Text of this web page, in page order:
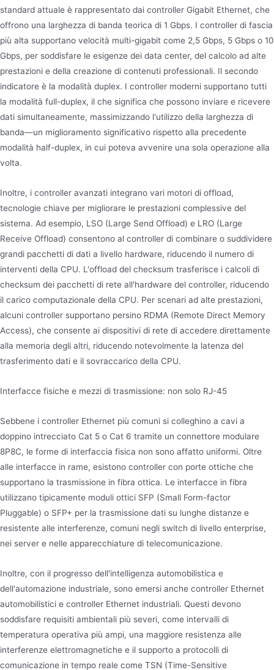
standard attuale è rappresentato dai controller Gigabit Ethernet, che
offrono una larghezza di banda teorica di 1 Gbps. I controller di fascia
più alta supportano velocità multi-gigabit come 2,5 Gbps, 5 Gbps o 10
Gbps, per soddisfare le esigenze dei data center, del calcolo ad alte
prestazioni e della creazione di contenuti professionali. Il secondo
indicatore è la modalità duplex. I controller moderni supportano tutti
la modalità full-duplex, il che significa che possono inviare e ricevere
dati simultaneamente, massimizzando l'utilizzo della larghezza di
banda—un miglioramento significativo rispetto alla precedente
modalità half-duplex, in cui poteva avvenire una sola operazione alla
volta.
Inoltre, i controller avanzati integrano vari motori di offload,
tecnologie chiave per migliorare le prestazioni complessive del
sistema. Ad esempio, LSO (Large Send Offload) e LRO (Large
Receive Offload) consentono al controller di combinare o suddividere
grandi pacchetti di dati a livello hardware, riducendo il numero di
interventi della CPU. L'offload del checksum trasferisce i calcoli di
checksum dei pacchetti di rete all'hardware del controller, riducendo
il carico computazionale della CPU. Per scenari ad alte prestazioni,
alcuni controller supportano persino RDMA (Remote Direct Memory
Access), che consente ai dispositivi di rete di accedere direttamente
alla memoria degli altri, riducendo notevolmente la latenza del
trasferimento dati e il sovraccarico della CPU.
Interfacce fisiche e mezzi di trasmissione: non solo RJ-45
Sebbene i controller Ethernet più comuni si colleghino a cavi a
doppino intrecciato Cat 5 o Cat 6 tramite un connettore modulare
8P8C, le forme di interfaccia fisica non sono affatto uniformi. Oltre
alle interfacce in rame, esistono controller con porte ottiche che
supportano la trasmissione in fibra ottica. Le interfacce in fibra
utilizzano tipicamente moduli ottici SFP (Small Form-factor
Pluggable) o SFP+ per la trasmissione dati su lunghe distanze e
resistente alle interferenze, comuni negli switch di livello enterprise,
nei server e nelle apparecchiature di telecomunicazione.
Inoltre, con il progresso dell'intelligenza automobilistica e
dell'automazione industriale, sono emersi anche controller Ethernet
automobilistici e controller Ethernet industriali. Questi devono
soddisfare requisiti ambientali più severi, come intervalli di
temperatura operativa più ampi, una maggiore resistenza alle
interferenze elettromagnetiche e il supporto a protocolli di
comunicazione in tempo reale come TSN (Time-Sensitive